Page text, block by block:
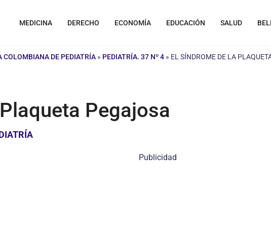
MEDICINA DERECHO ECONOMÍA EDUCACIÓN SALUD
COLOMBIANA DE PEDIATRÍA » PEDIATRÍA. 37 Nº 4 » EL SÍNDROME DE LA
Pegajosa
Publicidad